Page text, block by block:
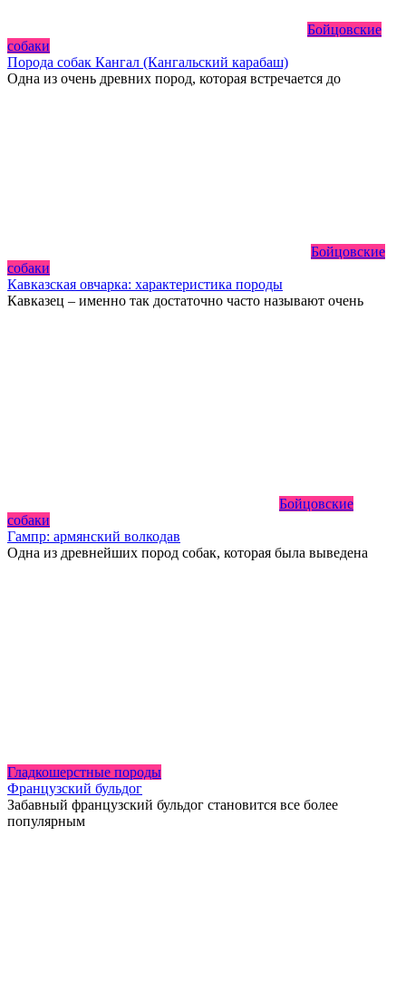
Бойцовские
собаки
Порода собак Кангал (Кангальский карабаш)
Одна из очень древних пород, которая встречается до
Бойцовские
собаки
Кавказская овчарка: характеристика породы
Кавказец – именно так достаточно часто называют очень
Бойцовские
собаки
Гампр: армянский волкодав
Одна из древнейших пород собак, которая была выведена
Гладкошерстные породы
Французский бульдог
Забавный французский бульдог становится все более
популярным